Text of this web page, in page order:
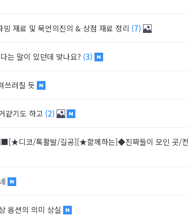
재료 및 묵언의진의 & 상점 재료 정리 (7)
는 말이 있던데 맞나요? (3)
쓰러질 듯
같기도 하고 (2)
디코/톡활발/길공][★함께하는]◆진짜들이 모인 곳/전
옵션의 의미 상실